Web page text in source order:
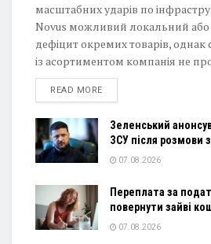
масштабних ударів по
Novus можливий локальний
дефіцит окремих товарів, однак
із асортиментом компанія не
READ MOREDETAILS
Зеленський
ЗСУ після розмови
07.08.2026
Переплата за
повернути зайві
07.08.2026